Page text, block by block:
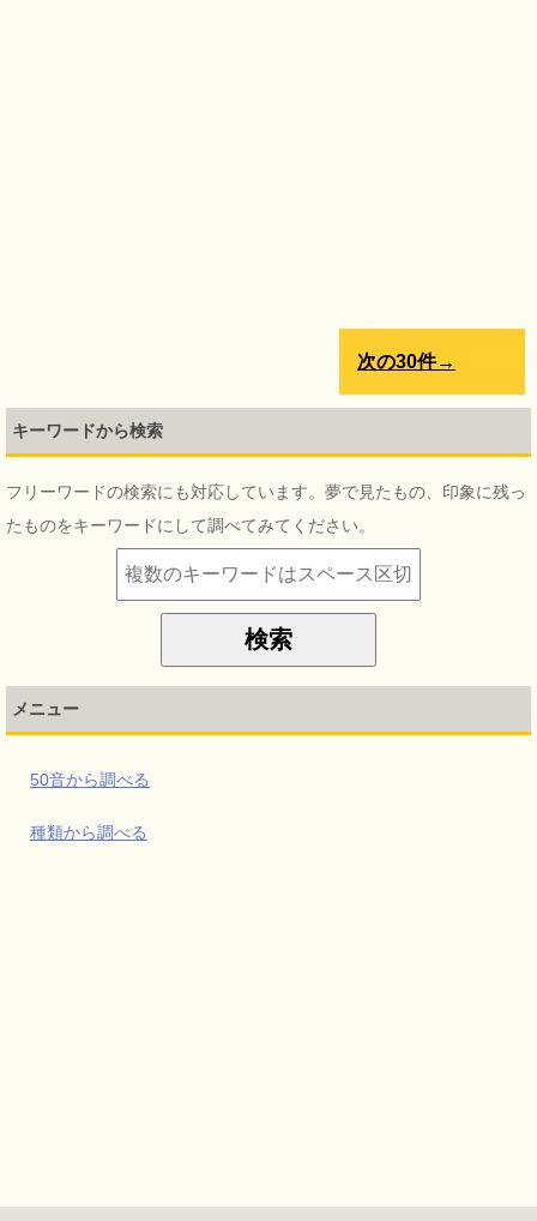
次の30件→
キーワードから検索
フリーワードの検索にも対応しています。夢で見たもの、印象に残っ
たものをキーワードにして調べてみてください。
メニュー
50音から調べる
種類から調べる